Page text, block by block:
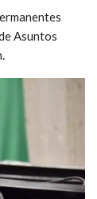
Asuntos